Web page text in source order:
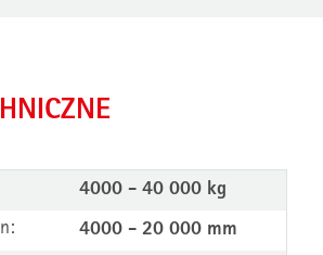
4000 - 40 000 kg
4000 - 20 000 mm